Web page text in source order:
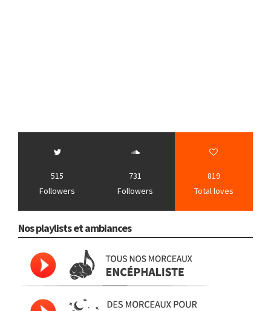
515
Followers
731
Followers
819
Total loves
Nos playlists et ambiances